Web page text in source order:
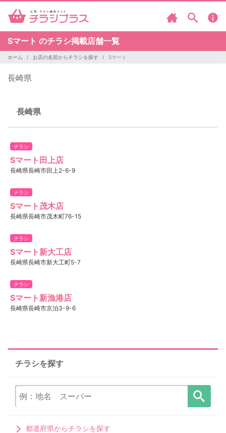
Sマート のチラシ掲載店舗一覧
ホーム お店の名前からチラシを探す Sマート
長崎県
長崎県
チラシ
Sマート田上店
長崎県長崎市田上2-6-9
チラシ
Sマート茂木店
長崎県長崎市茂木町76-15
チラシ
Sマート新大工店
長崎県長崎市新大工町5-7
チラシ
Sマート新漁港店
長崎県長崎市京泊3-9-6
チラシを探す
都道府県からチラシを探す